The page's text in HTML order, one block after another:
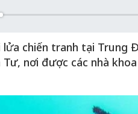
lửa chiến tranh tại Trung
nơi được các nhà